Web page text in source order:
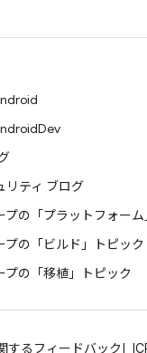
リティ ブログ
の「プラットフォーム
の「ビルド」トピック
の「移植」トピック
するフィードバック